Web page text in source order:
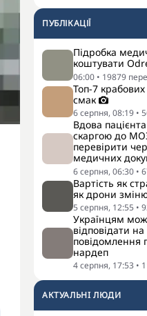
ПУБЛІКАЦІЇ
Підробка
коштувати
06:00 • 19879
Топ-7
смак
6 серпня, 08:19 •
Вдова
скаргою до
перевірити
медичних
6 серпня, 06:30 •
Вартість як
як дрони
5 серпня, 12:55 •
Українцям
відповідати
повідомлення
нардеп
4 серпня, 17:53 •
АКТУАЛЬНI ЛЮДИ